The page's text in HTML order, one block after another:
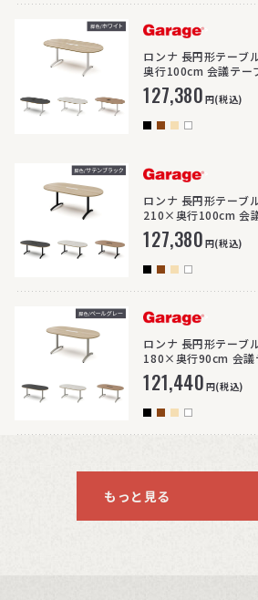
>
ロンナ 長円形テー
奥行100cm 会議テー
127,380円(税込)
>
ロンナ 長円形テーブ
210×奥行100cm 会
127,380円(税込)
>
ロンナ 長円形テーブ
180×奥行90cm 会議
121,440円(税込)
もっと見る